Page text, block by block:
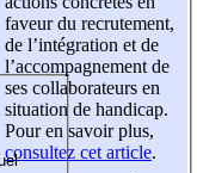
faveur du recrutement,
de l’intégration et de
l’accompagnement de
ses collaborateurs en
situation de handicap.
Pour en savoir plus,
consultez cet article.